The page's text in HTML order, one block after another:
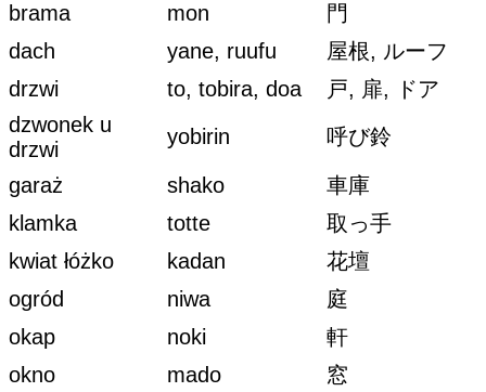
brama mon
門
dach
yane, ruufu
屋根, ルーフ
drzwi
to, tobira, doa
戸, 扉, ドア
dzwonek u
drzwi
yobirin 呼び鈴
garaż shako
車庫
klamka
totte
取っ手
kwiat łóżko
kadan
花壇
ogród
niwa
庭
okap
noki
軒
okno
mado
窓